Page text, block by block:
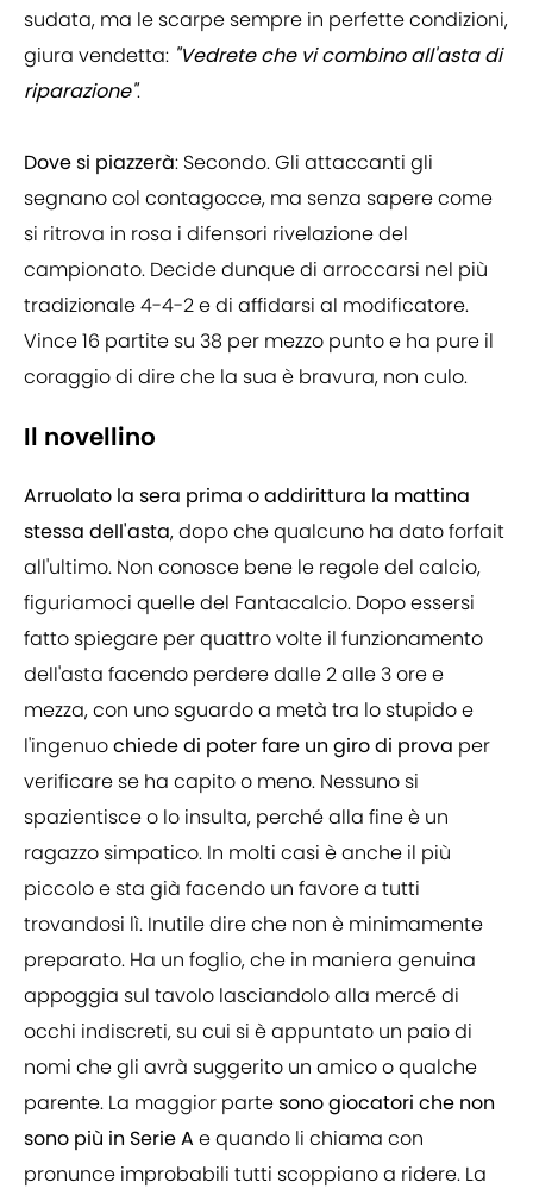
sudata, ma le scarpe sempre in perfette condizioni,
giura vendetta: "Vedrete che vi combino all'asta di
riparazione".
Dove si piazzerà: Secondo. Gli attaccanti gli
segnano col contagocce, ma senza sapere come
si ritrova in rosa i difensori rivelazione del
campionato. Decide dunque di arroccarsi nel più
tradizionale 4-4-2 e di affidarsi al modificatore.
Vince 16 partite su 38 per mezzo punto e ha pure il
coraggio di dire che la sua è bravura, non culo.
Il novellino
Arruolato la sera prima o addirittura la mattina
stessa dell'asta, dopo che qualcuno ha dato forfait
all'ultimo. Non conosce bene le regole del calcio,
figuriamoci quelle del Fantacalcio. Dopo essersi
fatto spiegare per quattro volte il funzionamento
dell'asta facendo perdere dalle 2 alle 3 ore e
mezza, con uno sguardo a metà tra lo stupido e
l'ingenuochiede di poter fare un giro di prova per
verificare se ha capito o meno. Nessuno si
spazientisce o lo insulta, perché alla fine è un
ragazzo simpatico. In molti casi è anche il più
piccolo e sta già facendo un favore a tutti
trovandosi lì. Inutile dire che non è minimamente
preparato. Ha un foglio, che in maniera genuina
appoggia sul tavolo lasciandolo alla mercé di
occhi indiscreti, su cui si è appuntato un paio di
nomi che gli avrà suggerito un amico o qualche
parente. La maggior partesono giocatori che non
sono più in Serie A e quando li chiama con
pronunce improbabili tutti scoppiano a ridere. La